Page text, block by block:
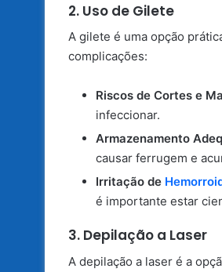
2. Uso de Gilete
A gilete é uma opção
complicações:
Riscos de Cortes e
infeccionar.
Armazenamento
causar ferrugem e
Irritação de
é importante estar
3. Depilação a Laser
A depilação a laser é a